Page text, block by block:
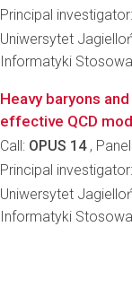
Principal
Uniwersytet
Informatyki
Heavy baryons
effective QCD
Call: OPUS 14,
Principal
Uniwersytet
Informatyki